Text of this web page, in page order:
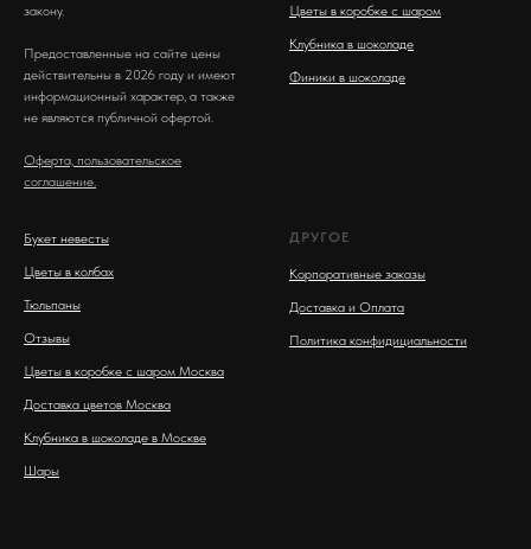
закону.
Предоставленные на сайте цены
действительны в 2026 году и имеют
информационный характер, а также
не являются публичной офертой.
Оферта, пользовательское
соглашение.
Цветы в коробке с шаром
Клубника в шоколаде
Финики в шоколаде
Букет невесты
Цветы в колбах
Тюльпаны
Отзывы
Цветы в коробке с шаром Москва
Доставка цветов Москва
Клубника в шоколаде в Москве
Шары
ДРУГОЕ
Корпоративные заказы
Доставка и Оплата
Политика конфидициальности